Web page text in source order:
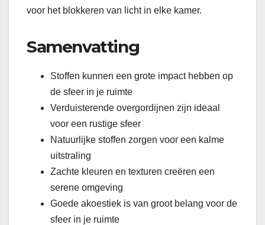
voor het blokkeren van licht in elke kamer.
Samenvatting
Stoffen kunnen een grote impact hebben op
de sfeer in je ruimte
Verduisterende overgordijnen zijn ideaal
voor een rustige sfeer
Natuurlijke stoffen zorgen voor een kalme
uitstraling
Zachte kleuren en texturen creëren een
serene omgeving
Goede akoestiek is van groot belang voor de
sfeer in je ruimte